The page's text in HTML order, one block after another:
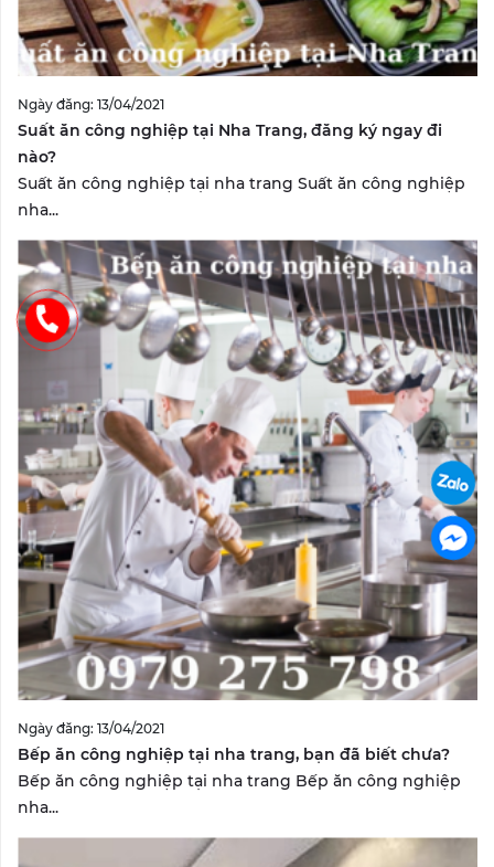
Ngày đăng: 13/04/2021
Suất ăn công nghiệp tại Nha Trang, đăng ký ngay đi
nào?
Suất ăn công nghiệp tại nha trang Suất ăn công nghiệp
nha...
Ngày đăng: 13/04/2021
Bếp ăn công nghiệp tại nha trang, bạn đã biết chưa?
Bếp ăn công nghiệp tại nha trang Bếp ăn công nghiệp
nha...